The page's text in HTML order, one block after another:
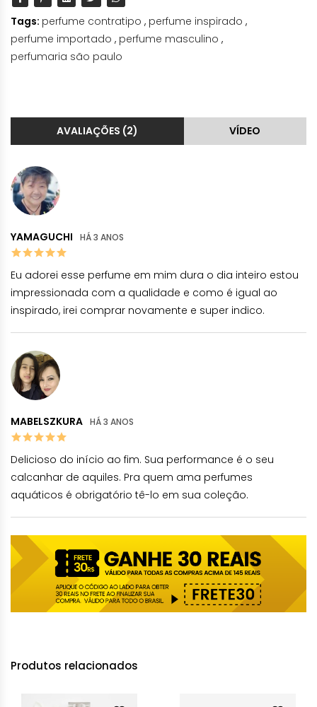
Tags: perfume contratipo , perfume inspirado ,
perfume importado , perfume masculino ,
perfumaria são paulo
AVALIAÇÕES (2) VÍDEO
YAMAGUCHI HÁ 3 ANOS
Eu adorei esse perfume em mim dura o dia inteiro estou
impressionada com a qualidade e como é igual ao
inspirado, irei comprar novamente e super indico.
MABELSZKURA HÁ 3 ANOS
Delicioso do início ao fim. Sua performance é o seu
calcanhar de aquiles. Pra quem ama perfumes
aquáticos é obrigatório tê-lo em sua coleção.
Produtos relacionados